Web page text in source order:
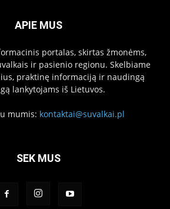
APIE MUS
portalas, skirtas žmonėms,
ir pasienio regionu. Skelbiame
praktinę informaciją ir naudingą
lankytojams iš Lietuvos.
mumis: kontaktai@suvalkai.pl
SEK MUS